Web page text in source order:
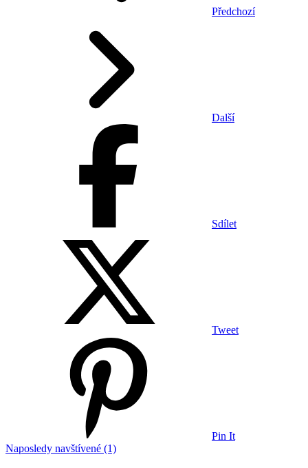
Předchozí
Další
Sdílet
Tweet
Pin It
Naposledy navštívené (1)